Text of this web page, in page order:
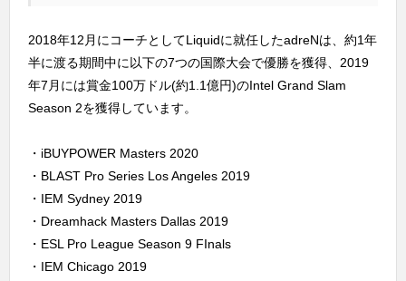
2018年12月にコーチとしてLiquidに就任したadreNは、約1年
半に渡る期間中に以下の7つの国際大会で優勝を獲得、2019
年7月には賞金100万ドル(約1.1億円)のIntel Grand Slam
Season 2を獲得しています。
・iBUYPOWER Masters 2020
・BLAST Pro Series Los Angeles 2019
・IEM Sydney 2019
・Dreamhack Masters Dallas 2019
・ESL Pro League Season 9 FInals
・IEM Chicago 2019